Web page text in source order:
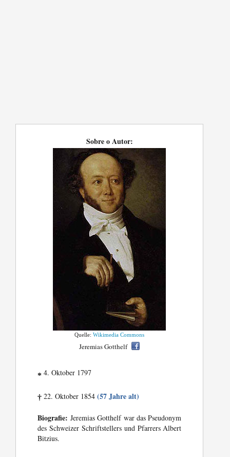
Sobre o Autor:
Quelle:Wikimedia Commons
Jeremias Gotthelf
* 4. Oktober 1797
† 22. Oktober 1854(57 Jahre alt)
Biografie: Jeremias Gotthelf war das Pseudonym
des Schweizer Schriftstellers und Pfarrers Albert
Bitzius.